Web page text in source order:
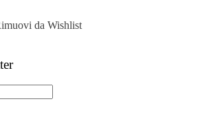
da Wishlist